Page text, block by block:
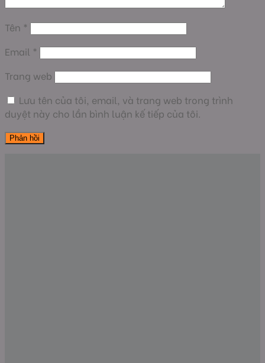
Tên *
Email *
Trang web
Lưu tên của tôi, email, và trang web trong trình
duyệt này cho lần bình luận kế tiếp của tôi.